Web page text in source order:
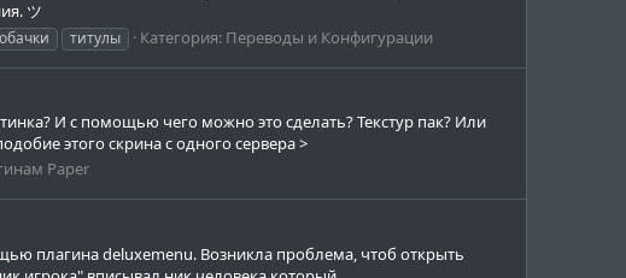
ツ
титулы Категория: Переводы и Конфигурации
И с помощью чего можно это сделать? Текстур пак? Или
этого скрина с одного сервера >
Paper
плагина deluxemenu. Возникла проблема, чтоб открыть